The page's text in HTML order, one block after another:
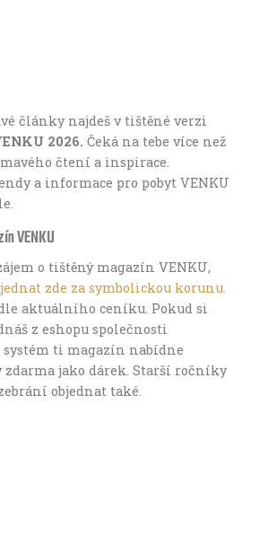
články najdeš v tištěné verzi
2026. Čeká na tebe více než
čtení a inspirace.
a informace pro pobyt VENKU
VENKU
o tištěný magazín VENKU,
zde za symbolickou korunu.
aktuálního ceníku. Pokud si
z eshopu společnosti
systém ti magazín nabídne
jako dárek. Starší ročníky
objednat také.